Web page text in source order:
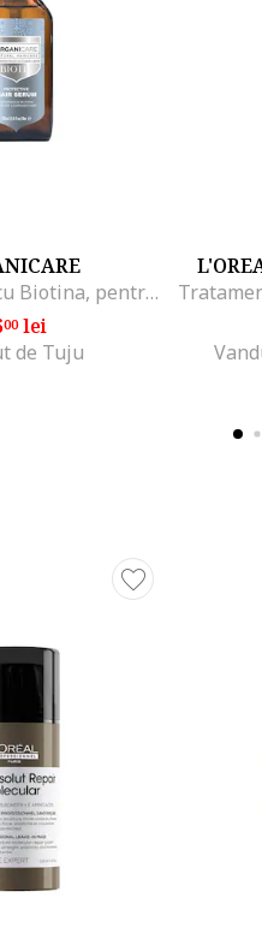
moleculara.
Ser Protector cu Biotina, pentru Par Uscat sau Deteriorat, 100 ml
00lei
de Tuju